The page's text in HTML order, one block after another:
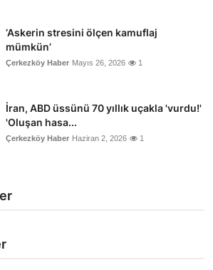
‘Askerin stresini ölçen kamuflaj
mümkün’
Çerkezköy Haber Mayıs 26, 2026 1
İran, ABD üssünü 70 yıllık uçakla 'vurdu!'
'Oluşan hasa...
Çerkezköy Haber Haziran 2, 2026 1